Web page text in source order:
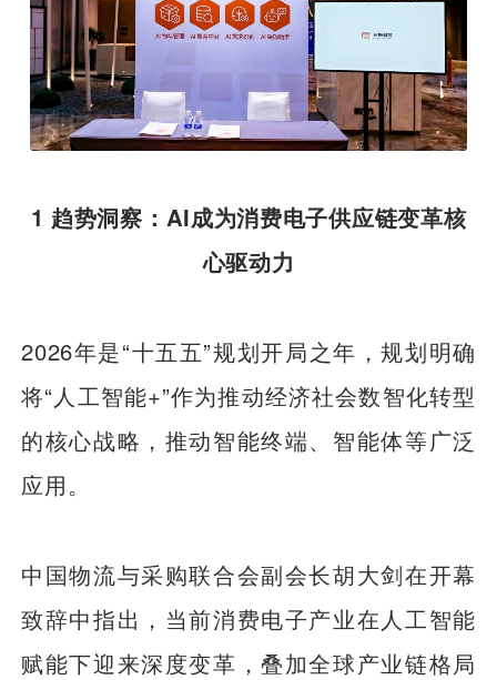
1 趋势洞察：AI成为消费电子供应链变革核
心驱动力
2026年是“十五五”规划开局之年，规划明确
将“人工智能+”作为推动经济社会数智化转型
的核心战略，推动智能终端、智能体等广泛
应用。
中国物流与采购联合会副会长胡大剑在开幕
致辞中指出，当前消费电子产业在人工智能
赋能下迎来深度变革，叠加全球产业链格局